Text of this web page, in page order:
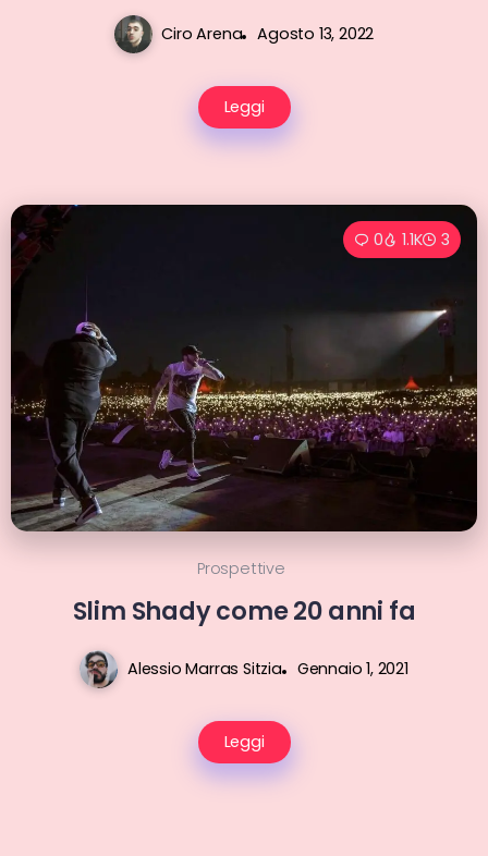
Ciro Arena Agosto 13, 2022
Leggi
0 1.1K 3
Prospettive
Slim Shady come 20 anni fa
Alessio Marras Sitzia Gennaio 1, 2021
Leggi